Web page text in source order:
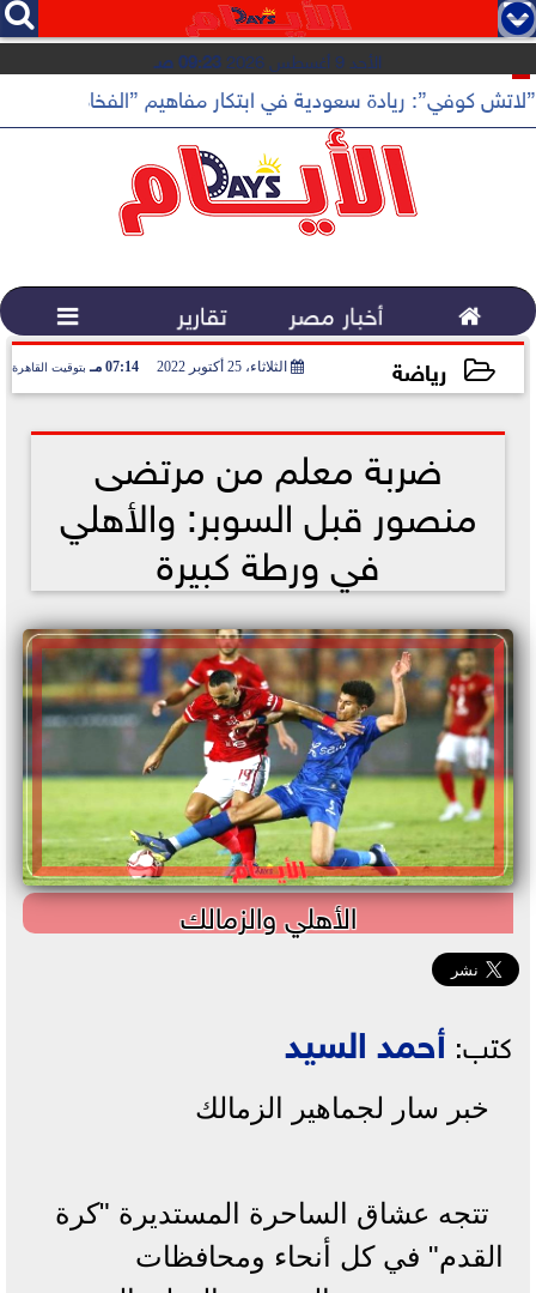
   
الأحد 9 أغسطس 2026 09:23 صـ
”لاتش كوفي”: ريادة سعودية في ابتكار مفاهيم ”الفخامة
 أخبار مصر تقارير 
رياضة الثلاثاء، 25 أكتوبر 2022 07:14 مـ بتوقيت القاهرة
ضربة معلم من مرتضى
منصور قبل السوبر: والأهلي
في ورطة كبيرة
الأهلي والزمالك
كتب: أحمد السيد
خبر سار لجماهير الزمالك
تتجه عشاق الساحرة المستديرة "كرة
القدم" في كل أنحاء ومحافظات